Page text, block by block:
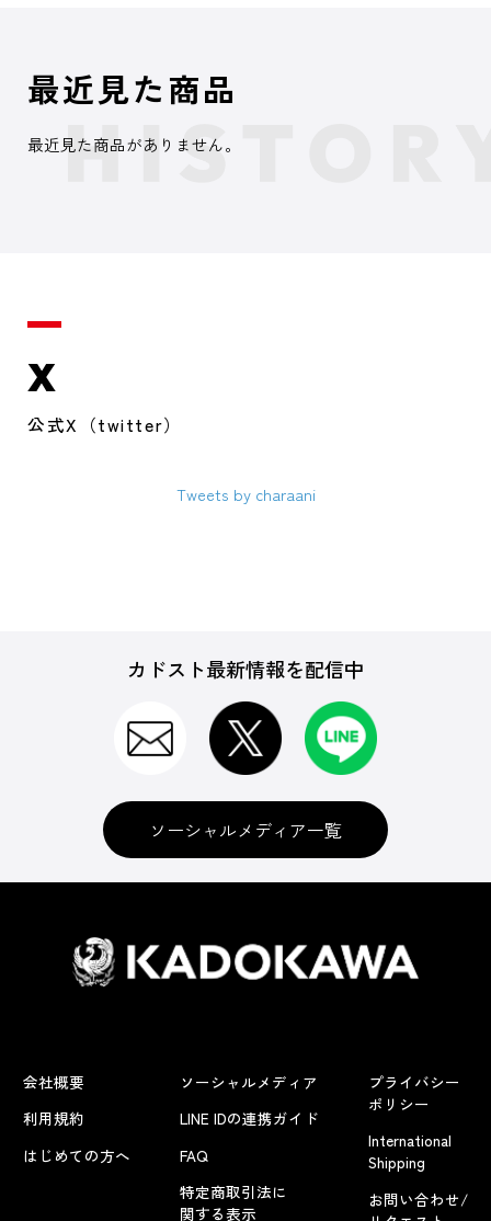
最近見た商品
最近見た商品がありません。
X
公式X（twitter）
Tweets by charaani
カドスト最新情報を配信中
ソーシャルメディア一覧
会社概要
利用規約
はじめての方へ
ソーシャルメディア
LINE IDの連携ガイド
FAQ
特定商取引法に
関する表示
プライバシー
ポリシー
International
Shipping
お問い合わせ/